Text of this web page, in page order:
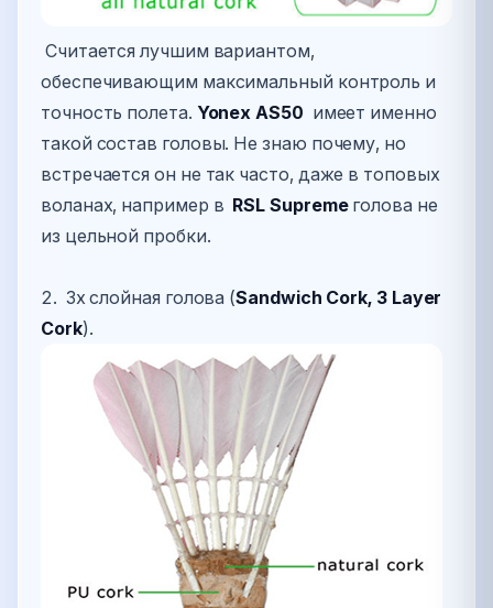
Считается лучшим вариантом,
обеспечивающим максимальный контроль и
точность полета. Yonex AS50 имеет именно
такой состав головы. Не знаю почему, но
встречается он не так часто, даже в топовых
воланах, например в RSL Supremeголова не
из цельной пробки.
2. 3х слойная голова (Sandwich Cork, 3 Layer
Cork).